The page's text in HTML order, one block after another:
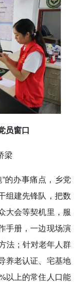
员窗口
梁
的办事痛点，乡党
组建先锋队，把数
大会等契机里，服
手册，一边现场演
法；针对老年人群
养老认证、宅基地
以上的常住人口能